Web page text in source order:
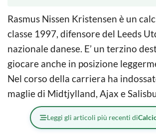
Rasmus Nissen Kristensen è un
classe 1997, difensore del Leeds
nazionale danese. E’ un terzino
giocare anche in posizione
Nel corso della carriera ha
maglie di Midtjylland, Ajax e
Leggi gli articoli più recenti di